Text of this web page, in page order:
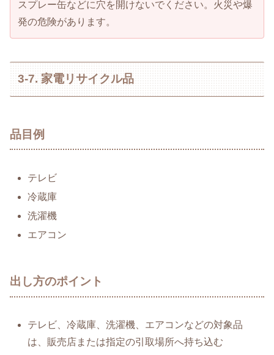
スプレー缶などに穴を開けないでください。火災や爆
発の危険があります。
3-7. 家電リサイクル品
品目例
テレビ
冷蔵庫
洗濯機
エアコン
出し方のポイント
テレビ、冷蔵庫、洗濯機、エアコンなどの対象品
は、販売店または指定の引取場所へ持ち込む